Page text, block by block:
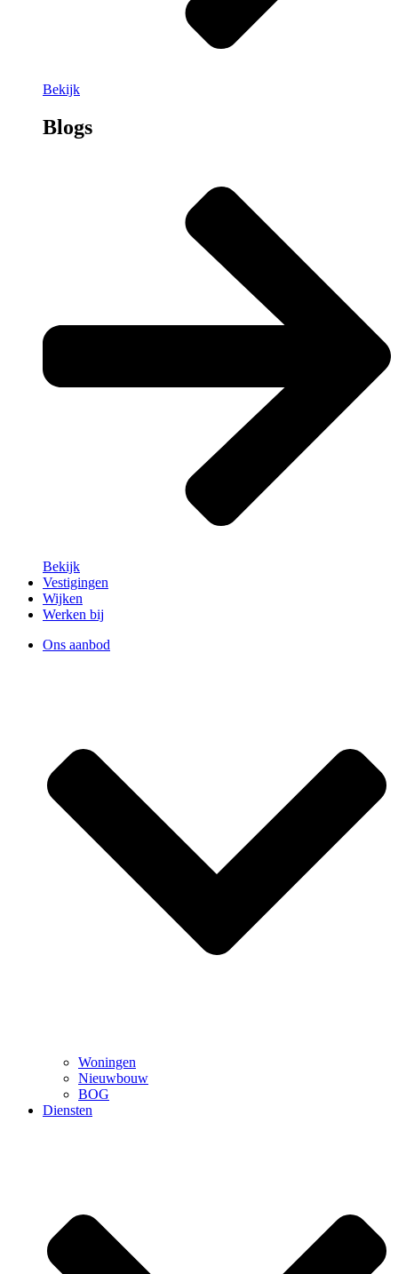
Bekijk
Blogs
Bekijk
Vestigingen
Wijken
Werken bij
Ons aanbod
Woningen
Nieuwbouw
BOG
Diensten